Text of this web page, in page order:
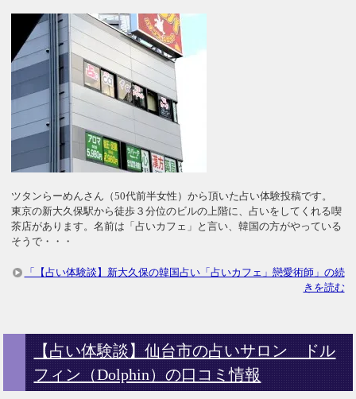
ツタンらーめんさん（50代前半女性）から頂いた占い体験投稿です。
東京の新大久保駅から徒歩３分位のビルの上階に、占いをしてくれる喫
茶店があります。名前は「占いカフェ」と言い、韓国の方がやっている
そうで・・・
「【占い体験談】新大久保の韓国占い「占いカフェ」戀愛術師」の続
きを読む
【占い体験談】仙台市の占いサロン ドル
フィン（Dolphin）の口コミ情報